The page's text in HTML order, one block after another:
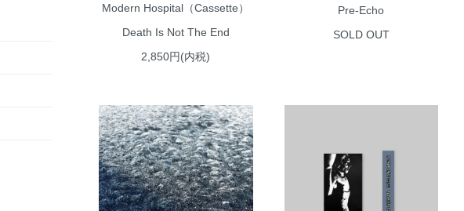
Modern Hospital（Cassette）
Death Is Not The End
2,850円(内税)
Pre-Echo
SOLD OUT